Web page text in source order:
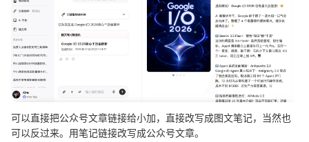
可以直接把公众号文章链接给小加，直接改写成图文笔记，当然也
可以反过来。用笔记链接改写成公众号文章。